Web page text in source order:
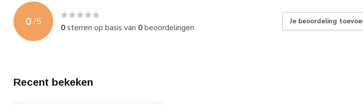
0 /5
0sterren op basis van 0beoordelingen
Je beoordeling
Recent bekeken